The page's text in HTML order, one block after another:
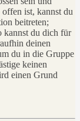
ist, kannst du
beitreten;
kannst du dich für
deinen
du in die Gruppe
keinen
einen Grund